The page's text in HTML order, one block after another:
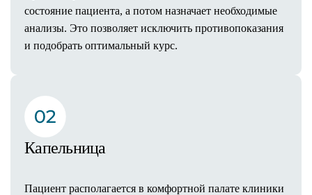
Пластика булхорн
V-Y пластика (хейлопластика)
Гениопластика (пластика подбородка)
Пластика груди
Уменьшение груди
состояние пациента, а потом назначает необходимые
анализы. Это позволяет исключить противопоказания
и подобрать оптимальный курс.
Капельница
Пациент располагается в комфортной палате клиники